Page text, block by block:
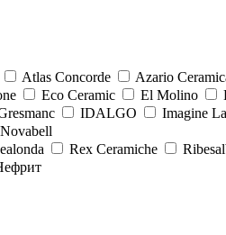
Atlas Concorde Azario
Eco Ceramic El Molino
IDALGO Imagine
Novabell
Rex Ceramiche